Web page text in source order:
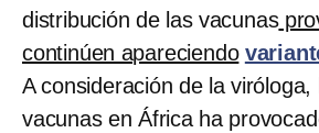
distribución de las vacunas
continúen apareciendo
A consideración de la viróloga,
vacunas en África ha